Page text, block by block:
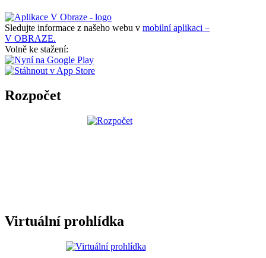
Sledujte informace z našeho webu v mobilní aplikaci –
V OBRAZE.
Volně ke stažení:
Rozpočet
Virtuální prohlídka